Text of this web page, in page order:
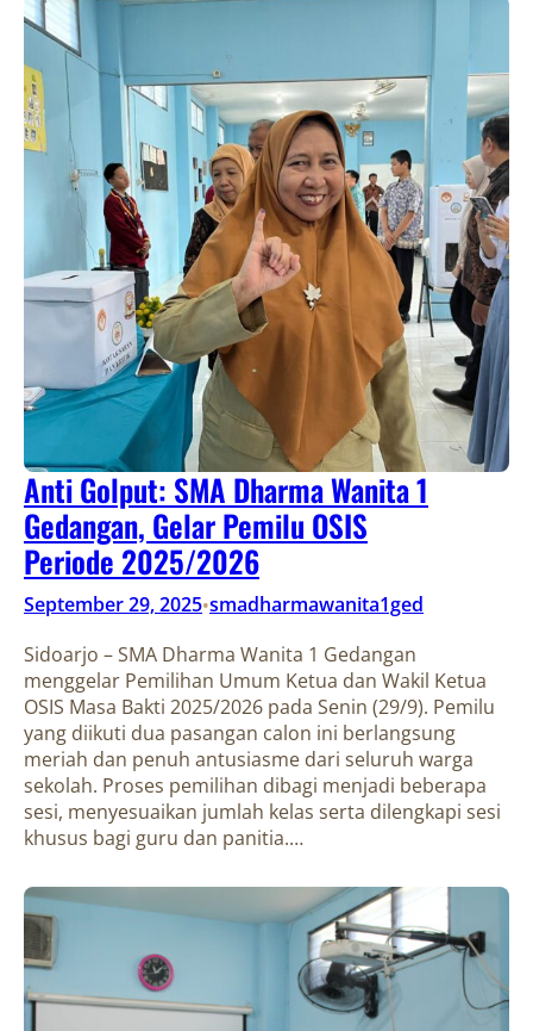
Anti Golput: SMA Dharma Wanita 1
Gedangan, Gelar Pemilu OSIS
Periode 2025/2026
September 29, 2025•smadharmawanita1ged
Sidoarjo – SMA Dharma Wanita 1 Gedangan
menggelar Pemilihan Umum Ketua dan Wakil Ketua
OSIS Masa Bakti 2025/2026 pada Senin (29/9). Pemilu
yang diikuti dua pasangan calon ini berlangsung
meriah dan penuh antusiasme dari seluruh warga
sekolah. Proses pemilihan dibagi menjadi beberapa
sesi, menyesuaikan jumlah kelas serta dilengkapi sesi
khusus bagi guru dan panitia.…